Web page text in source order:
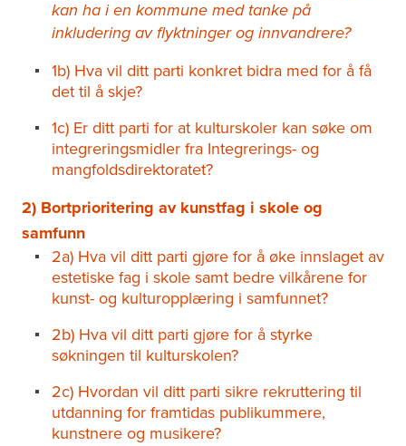
kan ha i en kommune med tanke på
inkludering av flyktninger og innvandrere?
1b) Hva vil ditt parti konkret bidra med for å få
det til å skje?
1c) Er ditt parti for at kulturskoler kan søke om
integreringsmidler fra Integrerings- og
mangfoldsdirektoratet?
2) Bortprioritering av kunstfag i skole og
samfunn
2a) Hva vil ditt parti gjøre for å øke innslaget av
estetiske fag i skole samt bedre vilkårene for
kunst- og kulturopplæring i samfunnet?
2b) Hva vil ditt parti gjøre for å styrke
søkningen til kulturskolen?
2c) Hvordan vil ditt parti sikre rekruttering til
utdanning for framtidas publikummere,
kunstnere og musikere?